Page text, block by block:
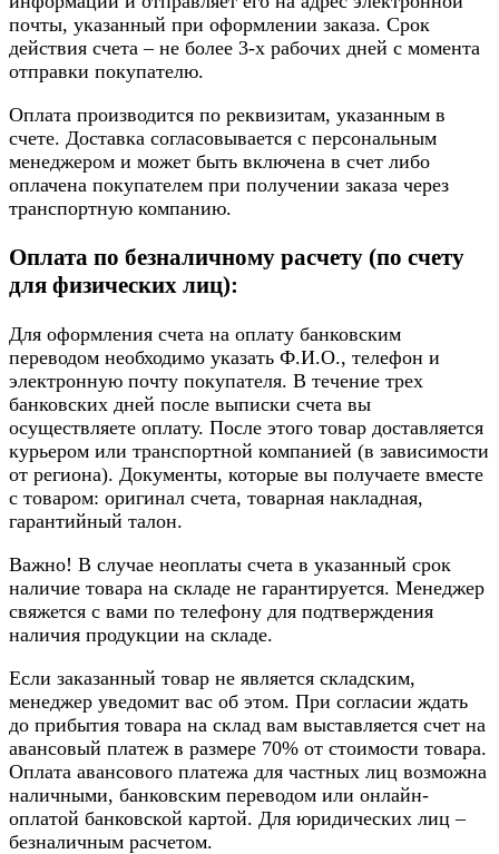
почты, указанный при оформлении заказа. Срок
действия счета – не более 3-х рабочих дней с момента
отправки покупателю.
Оплата производится по реквизитам, указанным в
счете. Доставка согласовывается с персональным
менеджером и может быть включена в счет либо
оплачена покупателем при получении заказа через
транспортную компанию.
Оплата по безналичному расчету (по счету
для физических лиц):
Для оформления счета на оплату банковским
переводом необходимо указать Ф.И.О., телефон и
электронную почту покупателя. В течение трех
банковских дней после выписки счета вы
осуществляете оплату. После этого товар доставляется
курьером или транспортной компанией (в зависимости
от региона). Документы, которые вы получаете вместе
с товаром: оригинал счета, товарная накладная,
гарантийный талон.
Важно! В случае неоплаты счета в указанный срок
наличие товара на складе не гарантируется. Менеджер
свяжется с вами по телефону для подтверждения
наличия продукции на складе.
Если заказанный товар не является складским,
менеджер уведомит вас об этом. При согласии ждать
до прибытия товара на склад вам выставляется счет на
авансовый платеж в размере 70% от стоимости товара.
Оплата авансового платежа для частных лиц возможна
наличными, банковским переводом или онлайн-
оплатой банковской картой. Для юридических лиц –
безналичным расчетом.